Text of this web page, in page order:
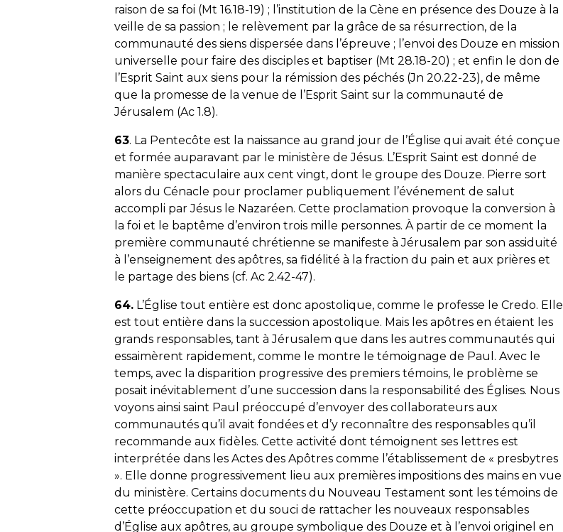
raison de sa foi (Mt 16.18-19) ; l’institution de la Cène en présence des Douze à la
veille de sa passion ; le relèvement par la grâce de sa résurrection, de la
communauté des siens dispersée dans l’épreuve ; l’envoi des Douze en mission
universelle pour faire des disciples et baptiser (Mt 28.18-20) ; et enfin le don de
l’Esprit Saint aux siens pour la rémission des péchés (Jn 20.22-23), de même
que la promesse de la venue de l’Esprit Saint sur la communauté de
Jérusalem (Ac 1.8).
63. La Pentecôte est la naissance au grand jour de l’Église qui avait été conçue
et formée auparavant par le ministère de Jésus. L’Esprit Saint est donné de
manière spectaculaire aux cent vingt, dont le groupe des Douze. Pierre sort
alors du Cénacle pour proclamer publiquement l’événement de salut
accompli par Jésus le Nazaréen. Cette proclamation provoque la conversion à
la foi et le baptême d’environ trois mille personnes. À partir de ce moment la
première communauté chrétienne se manifeste à Jérusalem par son assiduité
à l’enseignement des apôtres, sa fidélité à la fraction du pain et aux prières et
le partage des biens (cf. Ac 2.42-47).
64. L’Église tout entière est donc apostolique, comme le professe le Credo. Elle
est tout entière dans la succession apostolique. Mais les apôtres en étaient les
grands responsables, tant à Jérusalem que dans les autres communautés qui
essaimèrent rapidement, comme le montre le témoignage de Paul. Avec le
temps, avec la disparition progressive des premiers témoins, le problème se
posait inévitablement d’une succession dans la responsabilité des Églises. Nous
voyons ainsi saint Paul préoccupé d’envoyer des collaborateurs aux
communautés qu’il avait fondées et d’y reconnaître des responsables qu’il
recommande aux fidèles. Cette activité dont témoignent ses lettres est
interprétée dans les Actes des Apôtres comme l’établissement de « presbytres
». Elle donne progressivement lieu aux premières impositions des mains en vue
du ministère. Certains documents du Nouveau Testament sont les témoins de
cette préoccupation et du souci de rattacher les nouveaux responsables
d’Église aux apôtres, au groupe symbolique des Douze et à l’envoi originel en